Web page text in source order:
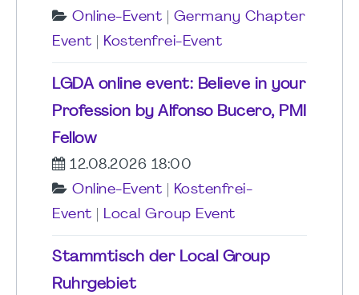
Online-Event
Germany Chapter
Event
Kostenfrei-Event
LGDA online event: Believe in your
Profession by Alfonso Bucero, PMI
Fellow
12.08.2026 18:00
Online-Event
Kostenfrei-
Event
Local Group Event
Stammtisch der Local Group
Ruhrgebiet